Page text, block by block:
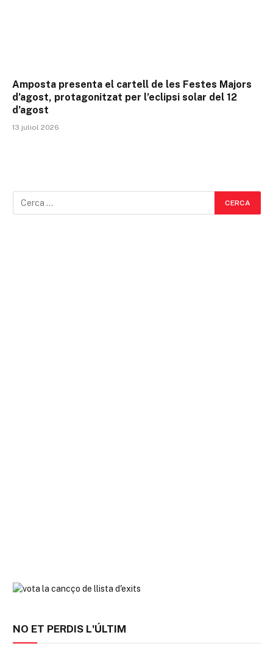
Amposta presenta el cartell de les Festes Majors
d’agost, protagonitzat per l’eclipsi solar del 12
d’agost
13 juliol 2026
NO ET PERDIS L'ÚLTIM